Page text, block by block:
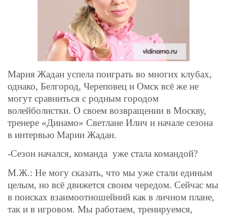
Мария Жадан успела поиграть во многих клубах,
однако, Белгород, Череповец и Омск всё же не
могут сравниться с родным городом
волейболистки. О своем возвращении в Москву,
тренере «Динамо» Светлане Илич и начале сезона
в интервью Марии Жадан.
-Сезон начался, команда уже стала командой?
М.Ж.: Не могу сказать, что мы уже стали единым
целым, но всё движется своим чередом. Сейчас мы
в поисках взаимоотношейний как в личном плане,
так и в игровом. Мы работаем, тренируемся,